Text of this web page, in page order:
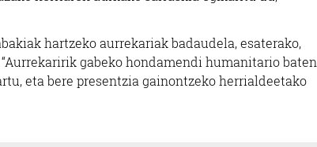
hartzeko aurrekariak badaudela, esaterako,
gabeko hondamendi humanitario baten
eta bere presentzia gainontzeko herrialdeetako